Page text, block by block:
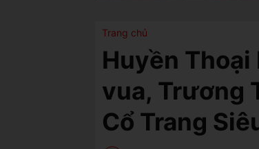
Trang chủ
Huyền Thoại
vua, Trương
Cổ Trang